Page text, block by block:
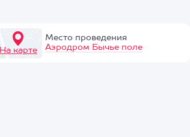
На карте
Место проведения
Аэродром Бычье поле